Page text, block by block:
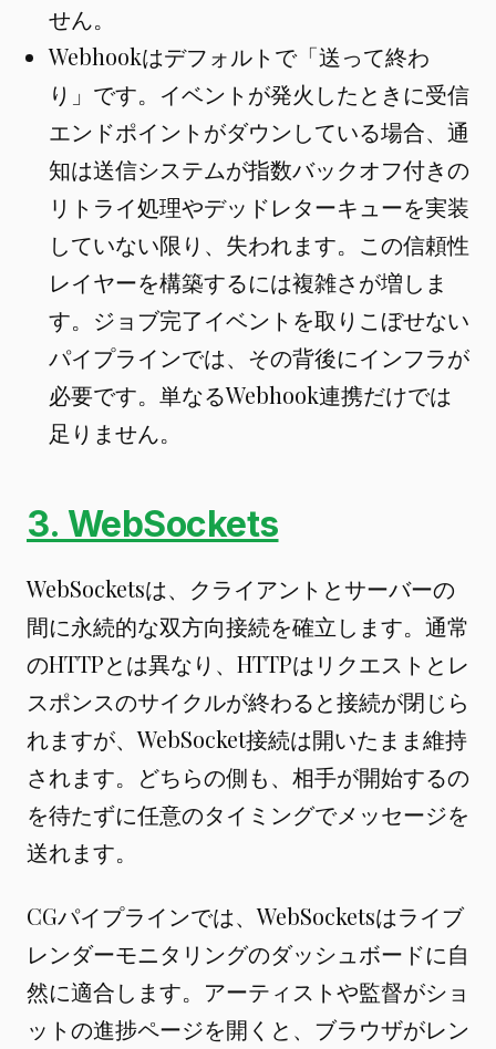
せん。
Webhookはデフォルトで「送って終わ
り」です。イベントが発火したときに受信
エンドポイントがダウンしている場合、通
知は送信システムが指数バックオフ付きの
リトライ処理やデッドレターキューを実装
していない限り、失われます。この信頼性
レイヤーを構築するには複雑さが増しま
す。ジョブ完了イベントを取りこぼせない
パイプラインでは、その背後にインフラが
必要です。単なるWebhook連携だけでは
足りません。
3. WebSockets
WebSocketsは、クライアントとサーバーの
間に永続的な双方向接続を確立します。通常
のHTTPとは異なり、HTTPはリクエストとレ
スポンスのサイクルが終わると接続が閉じら
れますが、WebSocket接続は開いたまま維持
されます。どちらの側も、相手が開始するの
を待たずに任意のタイミングでメッセージを
送れます。
CGパイプラインでは、WebSocketsはライブ
レンダーモニタリングのダッシュボードに自
然に適合します。アーティストや監督がショ
ットの進捗ページを開くと、ブラウザがレン